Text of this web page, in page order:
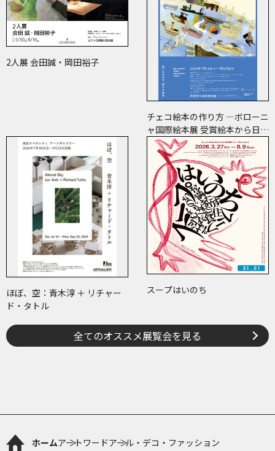
2人展 会田誠・岡田裕子
チェコ絵本の作り方 ―ボローニ
ャ国際絵本展 受賞絵本から日･
チェコ共作のコミックまで―
ほぼ、空：青木淳 ＋ リチャー
ド・タトル
スープはいのち
全てのオススメ展覧会を見る
ホームアートワードアール・デコ・ファッション